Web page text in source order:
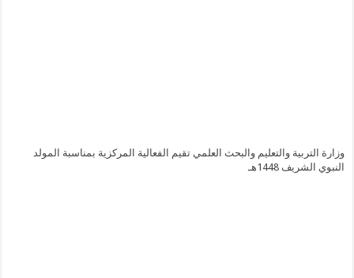
وزارة التربية والتعليم والبحث العلمي تقيم الفعالية المركزية بمناسبة المولد
النبوي الشريف 1448هـ